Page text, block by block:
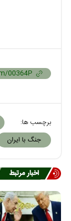
برچسب ها:
جنگ با ایران
اخبار مرتبط